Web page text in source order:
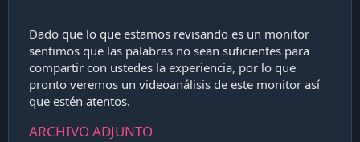
Dado que lo que estamos revisando es un monitor
sentimos que las palabras no sean suficientes para
compartir con ustedes la experiencia, por lo que
pronto veremos un videoanálisis de este monitor así
que estén atentos.
ARCHIVO ADJUNTO